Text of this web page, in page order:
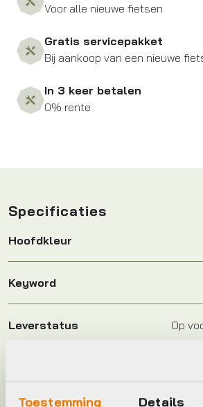
Toestemming Details
Voor alle nieuwe fietsen
Gratis servicepakket
Bij aankoop van een nieuwe
In 3 keer betalen
0% rente
Specificaties
Hoofdkleur
Keyword
Leverstatus Op